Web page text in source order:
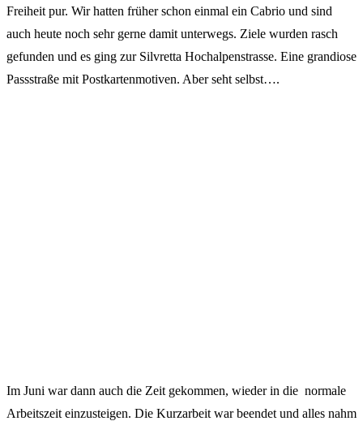
Freiheit pur. Wir hatten früher schon einmal ein Cabrio und sind
auch heute noch sehr gerne damit unterwegs. Ziele wurden rasch
gefunden und es ging zur Silvretta Hochalpenstrasse. Eine grandiose
Passstraße mit Postkartenmotiven. Aber seht selbst….
Im Juni war dann auch die Zeit gekommen, wieder in die normale
Arbeitszeit einzusteigen. Die Kurzarbeit war beendet und alles nahm